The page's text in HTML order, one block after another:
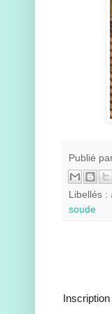
Publié
Libellés :
soude
Inscription